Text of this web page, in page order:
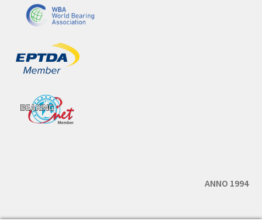
ANNO 1994